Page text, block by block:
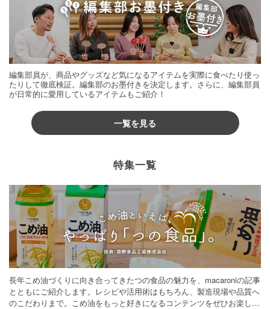
編集部員が、商品やグッズなど気になるアイテムを実際に食べたり使っ
たりして徹底検証。編集部のお墨付きを決定します。さらに、編集部員
が日常的に愛用しているアイテムもご紹介！
一覧を見る
特集一覧
長年こめ油づくりに向き合ってきたつの食品の魅力を、macaroniの記事
とともにご紹介します。レシピや活用術はもちろん、製造現場や品質へ
のこだわりまで。こめ油をもっと好きになるコンテンツをぜひお楽しみ